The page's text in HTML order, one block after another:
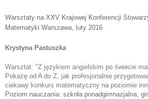
Warsztaty na XXV Krajowej Konferencji
Matematyki Warszawa , luty 2016
Krystyna Pastuszka
Warsztat: "Z językiem angielskim po świecie
Pokażę od A do Z, jak profesjonalnie
ciekawy konkurs matematyczny na poziomie
Poziom nauczania: szkoła ponadgimnazjalna,